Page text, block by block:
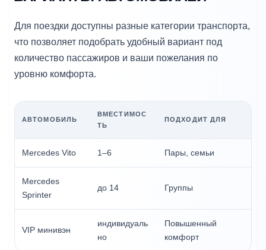
Для поездки доступны разные категории транспорта,
что позволяет подобрать удобный вариант под
количество пассажиров и ваши пожелания по
уровню комфорта.
АВТОМОБИЛЬ
ВМЕСТИМОС
ТЬ
ПОДХОДИТ ДЛЯ
Mercedes Vito 1–6 Пары, семьи
Mercedes
Sprinter
до 14 Группы
VIP минивэн
индивидуаль
но
Повышенный
комфорт